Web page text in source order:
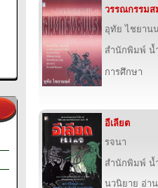
วรรณกรรมส
อุทัย ไชยาน
สำนักพิมพ์ น้
การศึกษา
อีเลียต
รจนา
สำนักพิมพ์ น้
นวนิยาย อ่า